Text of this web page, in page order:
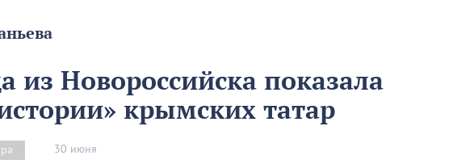
из Новороссийска показала
крымских татар
30 июня